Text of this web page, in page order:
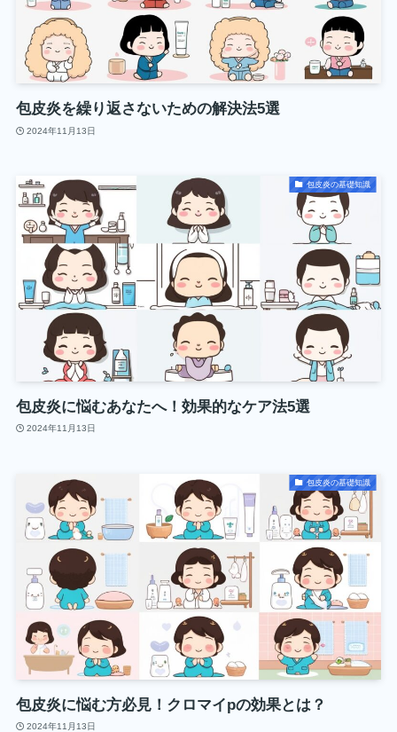
包皮炎を繰り返さないための解決法5選
2024年11月13日
包皮炎の基礎知識
包皮炎に悩むあなたへ！効果的なケア法5選
2024年11月13日
包皮炎の基礎知識
包皮炎に悩む方必見！クロマイpの効果とは？
2024年11月13日